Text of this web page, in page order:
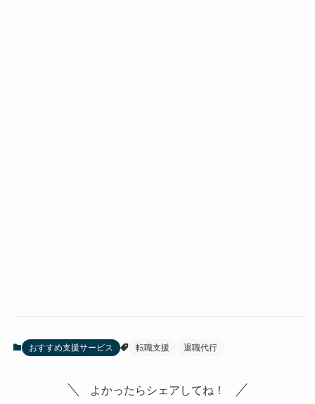
おすすめ支援サービス 転職支援 退職代行
よかったらシェアしてね！